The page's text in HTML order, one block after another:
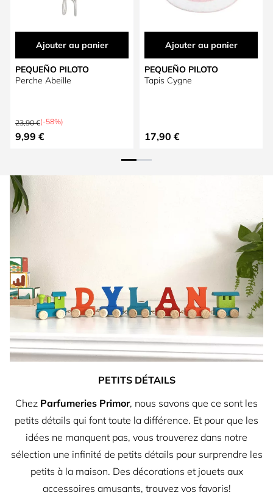
Ajouter au panier
PEQUEÑO PILOTO
Perche Abeille
Prix normal
23,90 €(-58%)
Prix spécial
9,99 €
Ajouter au panier
PEQUEÑO PILOTO
Tapis Cygne
17,90 €
PETITS DÉTAILS
Chez Parfumeries Primor, nous savons que ce sont les
petits détails qui font toute la différence. Et pour que les
idées ne manquent pas, vous trouverez dans notre
sélection une infinité de petits détails pour surprendre les
petits à la maison. Des décorations et jouets aux
accessoires amusants, trouvez vos favoris!